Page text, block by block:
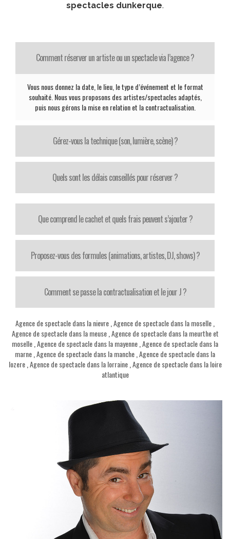
spectacles dunkerque.
Comment réserver un artiste ou un spectacle via l’agence ?
Vous nous donnez la date, le lieu, le type d’événement et le format
souhaité. Nous vous proposons des artistes/spectacles adaptés,
puis nous gérons la mise en relation et la contractualisation.
Gérez-vous la technique (son, lumière, scène) ?
Quels sont les délais conseillés pour réserver ?
Que comprend le cachet et quels frais peuvent s’ajouter ?
Proposez-vous des formules (animations, artistes, DJ, shows) ?
Comment se passe la contractualisation et le jour J ?
Agence de spectacle dans la nievre Agence de spectacle dans la moselle
Agence de spectacle dans la meuse, Agence de spectacle dans la meurthe et
moselle Agence de spectacle dans la mayenne Agence de spectacle dans la
marne Agence de spectacle dans la manche Agence de spectacle dans la
lozere, Agence de spectacle dans la lorraine, Agence de spectacle dans la loire
atlantique